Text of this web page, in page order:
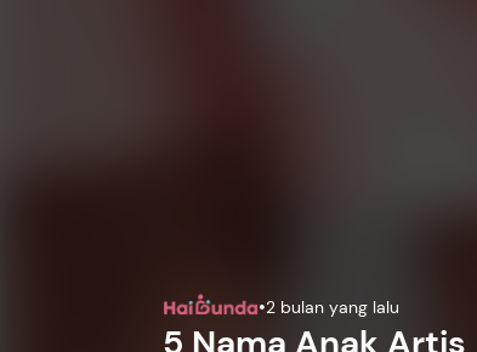
•2 bulan yang lalu
5 Nama Anak Artis